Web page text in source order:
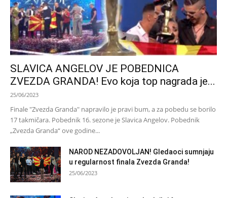
SLAVICA ANGELOV JE POBEDNICA
ZVEZDA GRANDA! Evo koja top nagrada je...
25/06/2023
Finale "Zvezda Granda" napravilo je pravi bum, a za pobedu se borilo
17 takmičara. Pobednik 16. sezone je Slavica Angelov. Pobednik
„Zvezda Granda“ ove godine...
NAROD NEZADOVOLJAN! Gledaoci sumnjaju
u regularnost finala Zvezda Granda!
25/06/2023